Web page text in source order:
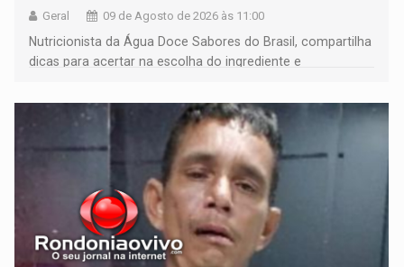
Geral 09 de Agosto de 2026 às 11:00
Nutricionista da Água Doce Sabores do Brasil, compartilha
dicas para acertar na escolha do ingrediente e